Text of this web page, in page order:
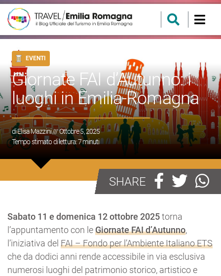
EVENTI
Giornate FAI d’Autunno: i
luoghi in Emilia-Romagna
diElisa Mazzini/// Ottobre 5, 2025
Tempo stimato di lettura:7minuti
SHARE
Sabato 11 e domenica 12 ottobre 2025torna
l’appuntamento con leGiornate FAI d’Autunno,
l’iniziativa del FAI – Fondo per l’Ambiente Italiano ETS
che da dodici anni rende accessibile in via esclusiva
numerosi luoghi del patrimonio storico, artistico e